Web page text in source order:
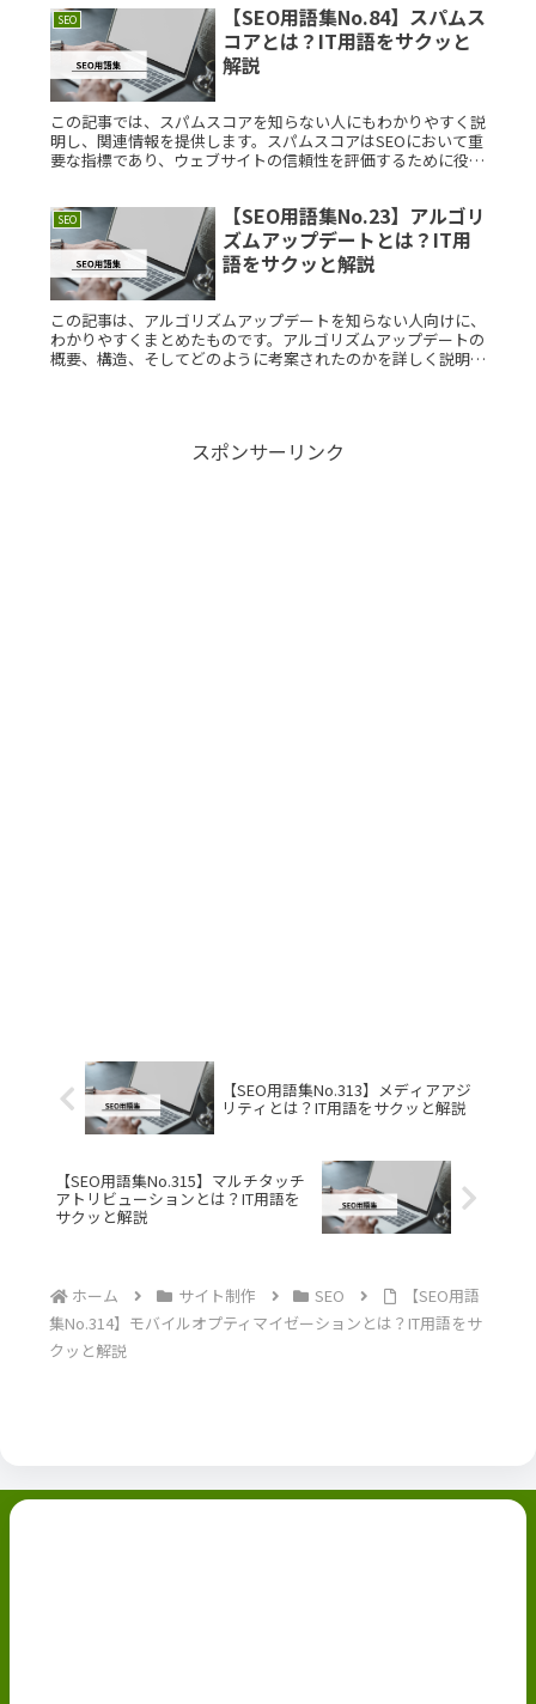
SEO
【SEO用語集No.84】スパムス
コアとは？IT用語をサクッと
解説
この記事では、スパムスコアを知らない人にもわかりやすく説
明し、関連情報を提供します。スパムスコアはSEOにおいて重
要な指標であり、ウェブサイトの信頼性を評価するために役立
SEO
【SEO用語集No.23】アルゴリ
ズムアップデートとは？IT用
語をサクッと解説
この記事は、アルゴリズムアップデートを知らない人向けに、
わかりやすくまとめたものです。アルゴリズムアップデートの
概要、構造、そしてどのように考案されたのかを詳しく説明
スポンサーリンク
【SEO用語集No.313】メディアアジ
リティとは？IT用語をサクッと解説
【SEO用語集No.315】マルチタッチ
アトリビューションとは？IT用語を
サクッと解説
ホーム サイト制作 SEO
【SEO用語
集No.314】モバイルオプティマイゼーションとは？IT用語をサ
クッと解説